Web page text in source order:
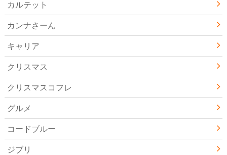
カルテット
カンナさーん
キャリア
クリスマス
クリスマスコフレ
グルメ
コードブルー
ジブリ